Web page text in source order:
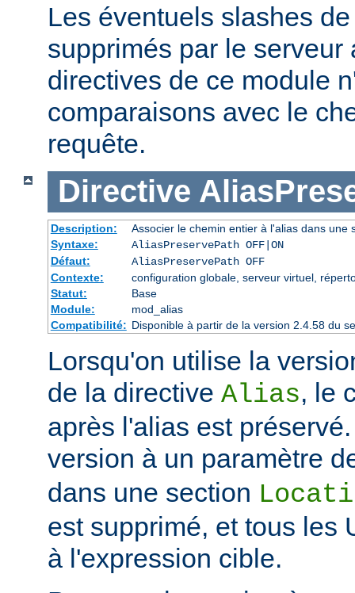
Les éventuels slashes
supprimés par le serveur
directives de ce module
comparaisons avec le
requête.
Directive
Description:
Associer le chemin entier à l'alias dans une
Syntaxe:
AliasPreservePath OFF|ON
Défaut:
AliasPreservePath OFF
Contexte:
configuration globale, serveur virtuel,
Statut:
Base
Module:
mod_alias
Compatibilité: Disponible à partir de la version 2.4.58 du
Lorsqu'on utilise la
de la directive Alias, le
après l'alias est
version à un paramètre
dans une section
est supprimé, et tous les
à l'expression cible.